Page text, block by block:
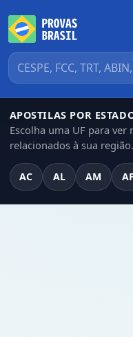
APOSTILAS POR
Escolha uma UF para
relacionados à sua região.
AC AL AM